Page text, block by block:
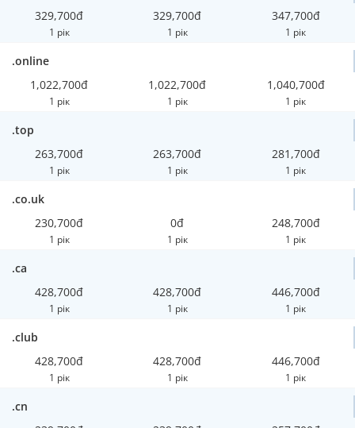
329,700đ
1 рік
329,700đ
1 рік
347,700đ
1 рік
.online
1,022,700đ
1 рік
1,022,700đ
1 рік
1,040,700đ
1 рік
.top
263,700đ
1 рік
263,700đ
1 рік
281,700đ
1 рік
.co.uk
230,700đ
1 рік
0đ
1 рік
248,700đ
1 рік
.ca
428,700đ
1 рік
428,700đ
1 рік
446,700đ
1 рік
.club
428,700đ
1 рік
428,700đ
1 рік
446,700đ
1 рік
.cn